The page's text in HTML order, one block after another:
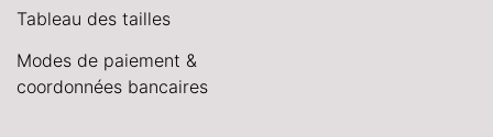
Tableau des tailles
Modes de paiement &
coordonnées bancaires